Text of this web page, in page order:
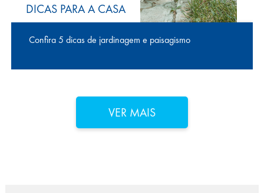
DICAS PARA A CASA
Confira 5 dicas de jardinagem e paisagismo
VER MAIS